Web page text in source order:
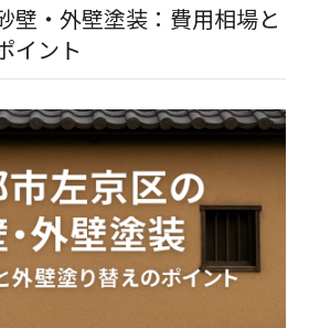
壁・外壁塗装：費用相場と
イント